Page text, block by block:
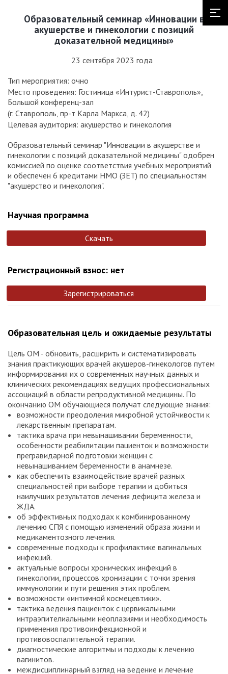
Образовательный семинар «Инновации в
акушерстве и гинекологии с позиций
доказательной медицины»
23 сентября 2023 года
Тип мероприятия: очно
Место проведения: Гостиница «Интурист-Ставрополь»,
Большой конференц-зал
(г. Ставрополь, пр-т Карла Маркса, д. 42)
Целевая аудитория: акушерство и гинекология
Образовательный семинар "Инновации в акушерстве и
гинекологии с позиций доказательной медицины" одобрен
комиссией по оценке соответствия учебных мероприятий
и обеспечен 6 кредитами НМО (ЗЕТ) по специальностям
"акушерство и гинекология".
Научная программа
Скачать
Регистрационный взнос: нет
Зарегистрироваться
Образовательная цель и ожидаемые результаты
Цель ОМ - обновить, расширить и систематизировать
знания практикующих врачей акушеров-гинекологов путем
информирования их о современных научных данных и
клинических рекомендациях ведущих профессиональных
ассоциаций в области репродуктивной медицины. По
окончанию ОМ обучающиеся получат следующие знания:
возможности преодоления микробной устойчивости к
лекарственным препаратам.
тактика врача при невынашивании беременности,
особенности реабилитации пациенток и возможности
прегравидарной подготовки женщин с
невынашиванием беременности в анамнезе.
как обеспечить взаимодействие врачей разных
специальностей при выборе терапии и добиться
наилучших результатов лечения дефицита железа и
ЖДА.
об эффективных подходах к комбинированному
лечению СПЯ с помощью изменений образа жизни и
медикаментозного лечения.
современные подходы к профилактике вагинальных
инфекций.
актуальные вопросы хронических инфекций в
гинекологии, процессов хронизации с точки зрения
иммунологии и пути решения этих проблем.
возможности «интимной космецевтики».
тактика ведения пациенток с цервикальными
интраэпителиальными неоплазиями и необходимость
применения противоинфекционной и
противовоспалительной терапии.
диагностические алгоритмы и подходы к лечению
вагинитов.
междисциплинарный взгляд на ведение и лечение